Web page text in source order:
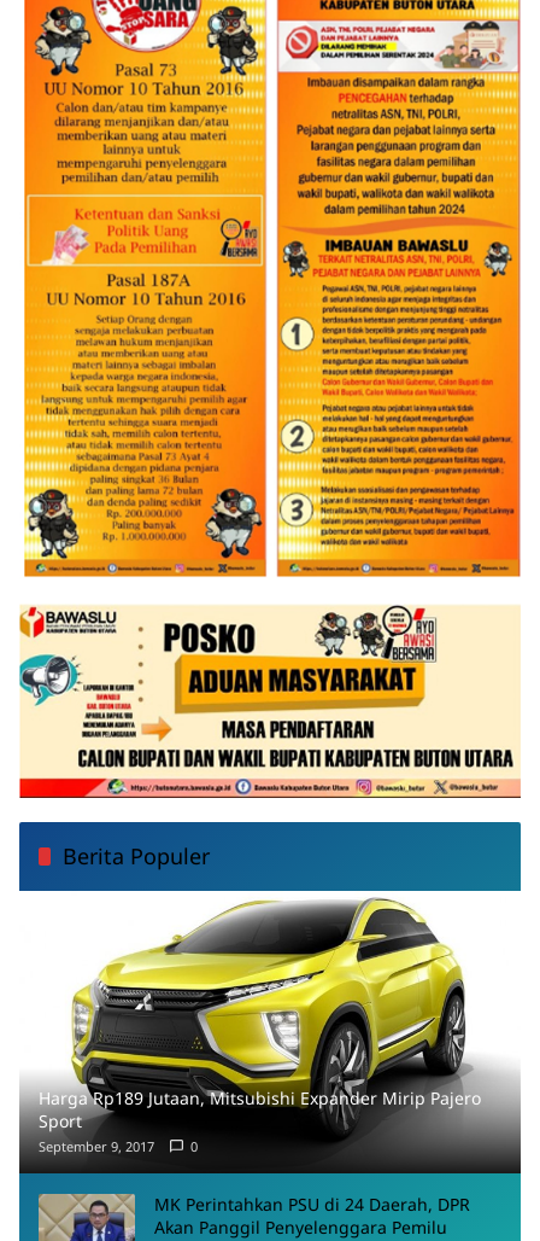
Berita Populer
Harga Rp189 Jutaan, Mitsubishi Expander Mirip Pajero
Sport
September 9, 2017 0
MK Perintahkan PSU di 24 Daerah, DPR
Akan Panggil Penyelenggara Pemilu